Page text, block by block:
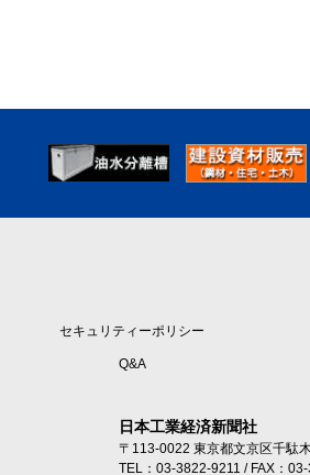
セキュリティーポリシー
Q&A
日本工業経済新聞社
〒113-0022 東京都文京区千駄
TEL：03-3822-9211 / FAX：